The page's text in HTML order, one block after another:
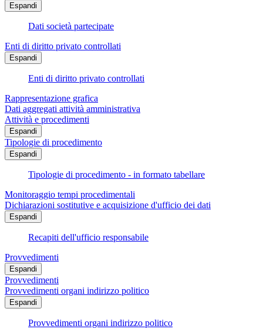
Espandi
Dati società partecipate
Enti di diritto privato controllati
Espandi
Enti di diritto privato controllati
Rappresentazione grafica
Dati aggregati attività amministrativa
Attività e procedimenti
Espandi
Tipologie di procedimento
Espandi
Tipologie di procedimento - in formato tabellare
Monitoraggio tempi procedimentali
Dichiarazioni sostitutive e acquisizione d'ufficio dei dati
Espandi
Recapiti dell'ufficio responsabile
Provvedimenti
Espandi
Provvedimenti
Provvedimenti organi indirizzo politico
Espandi
Provvedimenti organi indirizzo politico